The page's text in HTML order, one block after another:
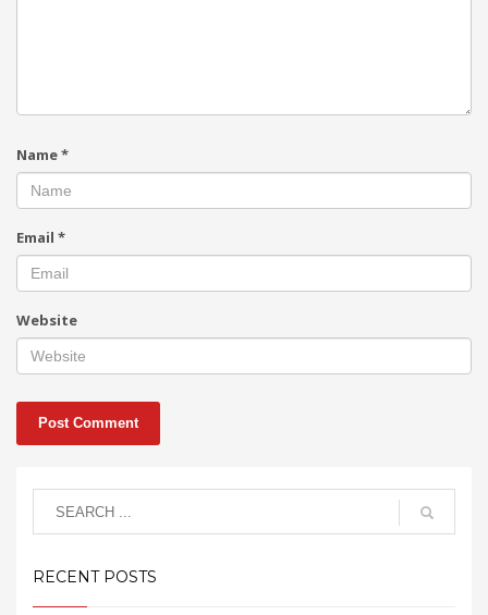
Name*
Email *
Website
RECENT POSTS